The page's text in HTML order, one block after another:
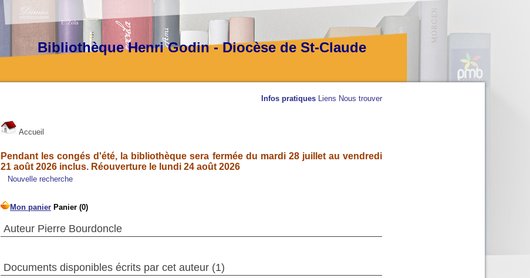
Infos pratiques Liens Nous trouver
Accueil
Pendant les congés d'été, la bibliothèque sera fermée du mardi 28 juillet au vendredi
21 août 2026 inclus. Réouverture le lundi 24 août 2026
Nouvelle recherche
Auteur Pierre Bourdoncle
Documents disponibles écrits par cet auteur (1)
Bibliothèque Henri Godin - Diocèse de St-Claude